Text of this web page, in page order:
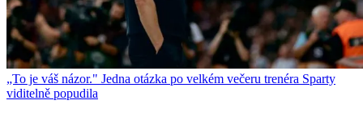
„To je váš názor." Jedna otázka po velkém večeru trenéra Sparty
viditelně popudila